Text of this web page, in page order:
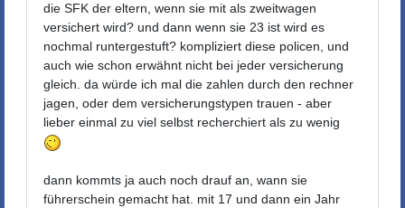
die SFK der eltern, wenn sie mit als zweitwagen
versichert wird? und dann wenn sie 23 ist wird es
nochmal runtergestuft? kompliziert diese policen, und
auch wie schon erwähnt nicht bei jeder versicherung
gleich. da würde ich mal die zahlen durch den rechner
jagen, oder dem versicherungstypen trauen - aber
lieber einmal zu viel selbst recherchiert als zu wenig
dann kommts ja auch noch drauf an, wann sie
führerschein gemacht hat. mit 17 und dann ein Jahr